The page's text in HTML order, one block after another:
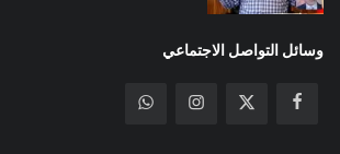
وسائل التواصل الاجتماعي